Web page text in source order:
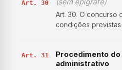
padrões de
possam ser
Art. 30
Art. 30. O concurso
condições
apresentação do
condições de
Art. 31
Procedimento do
administrativo